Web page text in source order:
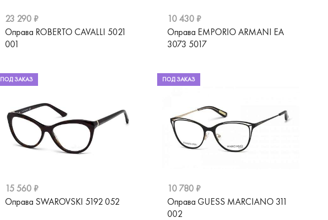
23 290 ₽
Оправа ROBERTO CAVALLI 5021
001
10 430 ₽
Оправа EMPORIO ARMANI EA
3073 5017
ПОД ЗАКАЗ
15 560 ₽
Оправа SWAROVSKI 5192 052
ПОД ЗАКАЗ
10 780 ₽
Оправа GUESS MARCIANO 311
002